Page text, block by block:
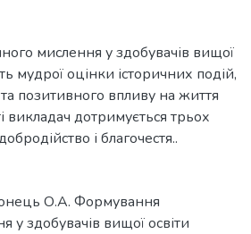
мислення у здобувачів вищої
мудрої оцінки історичних подій,
позитивного впливу на життя
викладач дотримується трьох
і благочестя..
О.А. Формування
у здобувачів вищої освіти